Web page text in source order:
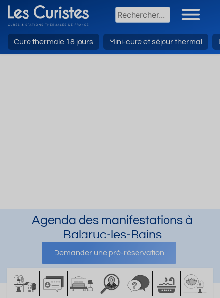
Cure thermale 18 jours Mini-cure et séjour thermal
Agenda des manifestations à
Balaruc-les-Bains
Demander une pré-réservation
Demander une documentation